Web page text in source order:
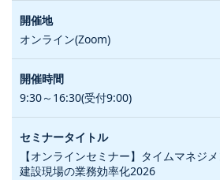
オンライン(Zoom)
9:30～16:30(受付9:00)
【オンラインセミナー】タイムマネジ
建設現場の業務効率化2026